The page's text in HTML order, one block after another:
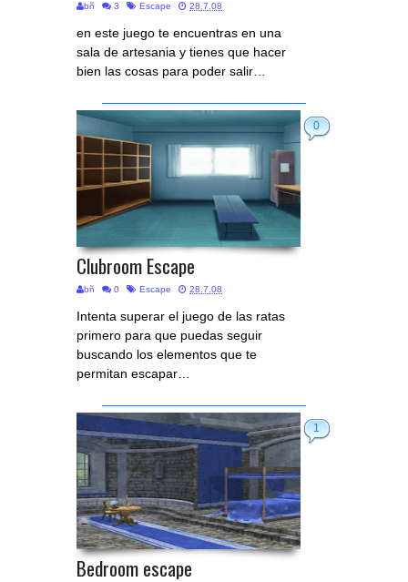
bñ 3 Escape 28.7.08
en este juego te encuentras en una
sala de artesania y tienes que hacer
bien las cosas para poder salir…
0
Clubroom Escape
bñ 0 Escape 28.7.08
Intenta superar el juego de las ratas
primero para que puedas seguir
buscando los elementos que te
permitan escapar…
1
Bedroom escape